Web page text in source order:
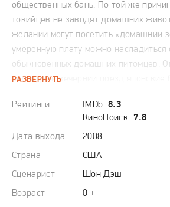
общественных бань. По той же
токийцев не заводят домашних
желании могут посетить «домашний
умеренную плату можно насладиться
обыкновенных домашних питомцев.
последний вечерний поезд японские
капсулами», где номер представляет
маленькое жизненное пространство
с телефонную будку, но зато с
что стоит это удовольствие гораздо
РАЗВЕРНУТЬ
Рейтинги IMDb: 8.3
КиноПоиск: 7.8
Дата выхода
2008
Страна
США
Сценарист
Шон Дэш
Возраст
0 +